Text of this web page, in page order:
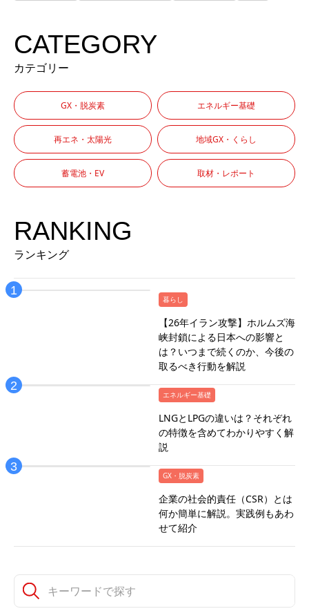
CATEGORY
カテゴリー
GX・脱炭素 エネルギー基礎
再エネ・太陽光 地域GX・くらし
蓄電池・EV 取材・レポート
RANKING
ランキング
暮らし
【26年イラン攻撃】ホルムズ海
峡封鎖による日本への影響と
は？いつまで続くのか、今後の
取るべき行動を解説
エネルギー基礎
LNGとLPGの違いは？それぞれ
の特徴を含めてわかりやすく解
説
GX・脱炭素
企業の社会的責任（CSR）とは
何か簡単に解説。実践例もあわ
せて紹介